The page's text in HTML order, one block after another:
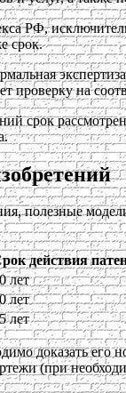
РФ,
срок.
проверку на
срок
полезные
действия
лет
лет
лет
доказать
(при